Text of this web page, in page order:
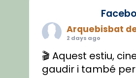
Arquebisbat
2 days ago
🎬 Aquest estiu,
gaudir i també